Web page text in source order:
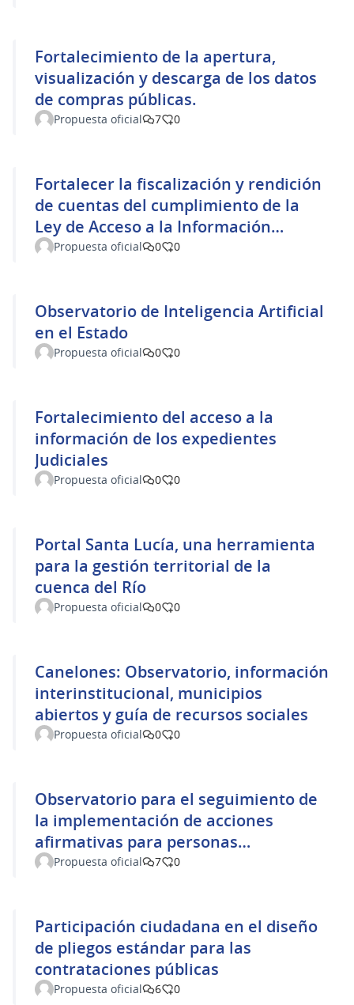
Fortalecimiento de la apertura,
visualización y descarga de los datos
de compras públicas.
Propuesta oficial 7 0
Fortalecer la fiscalización y rendición
de cuentas del cumplimiento de la
Ley de Acceso a la Información
Pública
Propuesta oficial 0 0
Observatorio de Inteligencia Artificial
en el Estado
Propuesta oficial 0 0
Fortalecimiento del acceso a la
información de los expedientes
Judiciales
Propuesta oficial 0 0
Portal Santa Lucía, una herramienta
para la gestión territorial de la
cuenca del Río
Propuesta oficial 0 0
Canelones: Observatorio, información
interinstitucional, municipios
abiertos y guía de recursos sociales
Propuesta oficial 0 0
Observatorio para el seguimiento de
la implementación de acciones
afirmativas para personas
afrodescendientes
Propuesta oficial 7 0
Participación ciudadana en el diseño
de pliegos estándar para las
contrataciones públicas
Propuesta oficial 6 0